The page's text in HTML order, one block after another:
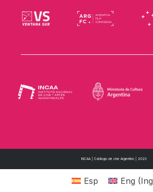
INCAA | Catálogo de cine Argentino | 2023
Esp Eng (Ing